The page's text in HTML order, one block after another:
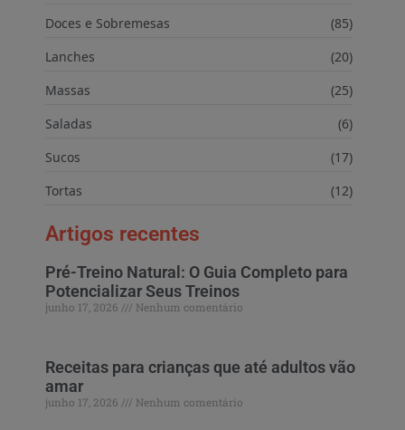
Doces e Sobremesas
(85)
Lanches
(20)
Massas
(25)
Saladas
(6)
Sucos
(17)
Tortas
(12)
Artigos recentes
Pré-Treino Natural: O Guia Completo para
Potencializar Seus Treinos
junho 17, 2026 Nenhum comentário
Receitas para crianças que até adultos vão
amar
junho 17, 2026 Nenhum comentário